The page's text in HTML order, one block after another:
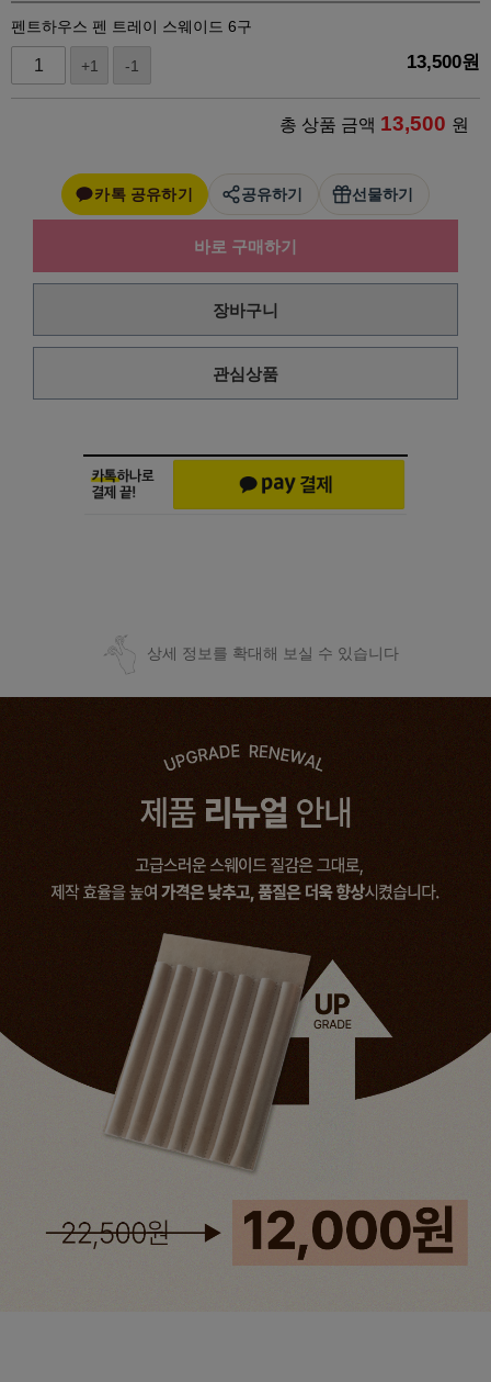
펜트하우스 펜 트레이 스웨이드 6구
+1 -1 13,500원
총 상품 금액 13,500 원
카톡 공유하기 공유하기 선물하기
바로 구매하기
장바구니
관심상품
상세 정보를 확대해 보실 수 있습니다